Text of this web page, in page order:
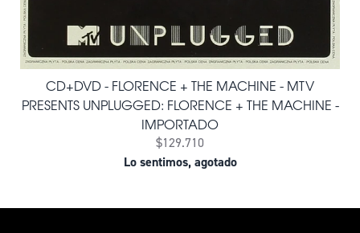
CD+DVD - FLORENCE + THE MACHINE - MTV
PRESENTS UNPLUGGED: FLORENCE + THE MACHINE -
IMPORTADO
$129.710
Lo sentimos, agotado